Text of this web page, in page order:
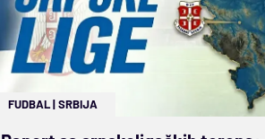
FUDBAL|SRBIJA